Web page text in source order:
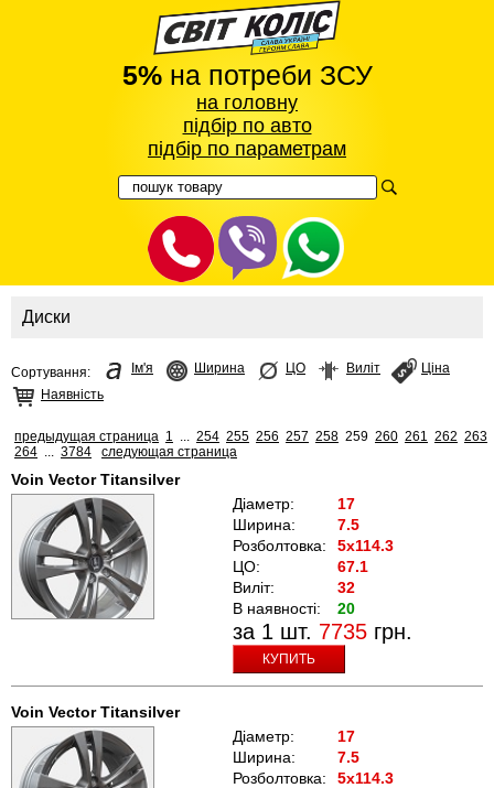
5%на потреби ЗСУ
на головну
підбір по авто
підбір по параметрам
Диски
Сортування: Ім'я Ширина ЦО Виліт
Ціна
Наявність
предыдущая страница 1 254 255 256 257 258 259 260 261 262 263
264
3784 следующая страница
Voin Vector Titansilver
Діаметр:
17
Ширина:
7.5
Розболтовка:
5x114.3
ЦО:
67.1
Виліт:
32
В наявності:
20
за 1 шт. 7735 грн.
КУПИТЬ
Voin Vector Titansilver
Діаметр:
17
Ширина:
7.5
Розболтовка:
5x114.3